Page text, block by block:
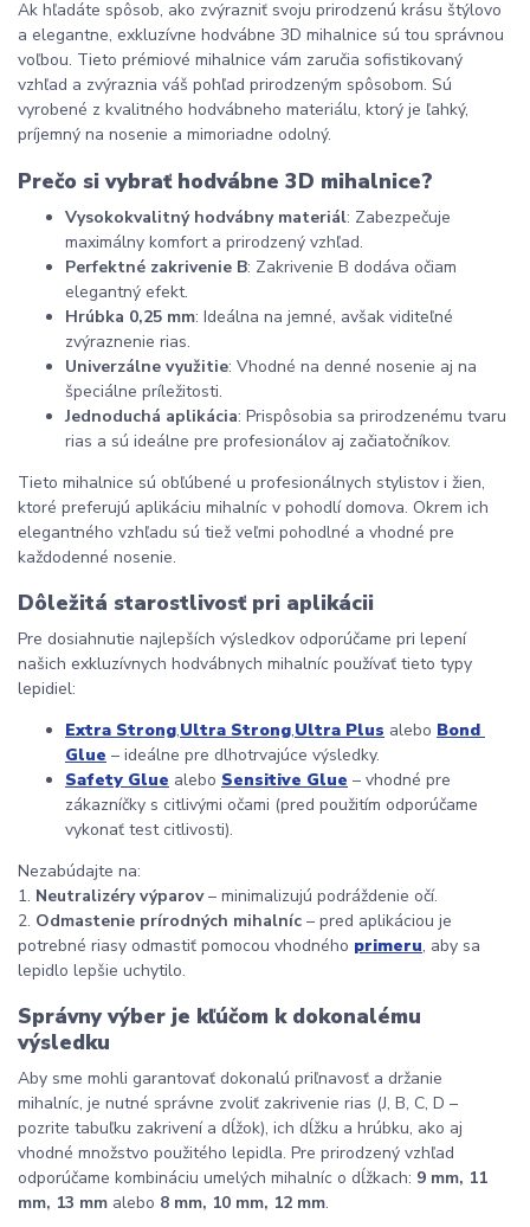
Ak hľadáte spôsob, ako zvýrazniť svoju prirodzenú krásu štýlovo
a elegantne, exkluzívne hodvábne 3D mihalnice sú tou správnou
voľbou. Tieto prémiové mihalnice vám zaručia sofistikovaný
vzhľad a zvýraznia váš pohľad prirodzeným spôsobom. Sú
vyrobené z kvalitného hodvábneho materiálu, ktorý je ľahký,
príjemný na nosenie a mimoriadne odolný.
Prečo si vybrať hodvábne 3D mihalnice?
Vysokokvalitný hodvábny materiál: Zabezpečuje
maximálny komfort a prirodzený vzhľad.
Perfektné zakrivenie B: Zakrivenie B dodáva očiam
elegantný efekt.
Hrúbka 0,25 mm: Ideálna na jemné, avšak viditeľné
zvýraznenie rias.
Univerzálne využitie: Vhodné na denné nosenie aj na
špeciálne príležitosti.
Jednoduchá aplikácia: Prispôsobia sa prirodzenému tvaru
rias a sú ideálne pre profesionálov aj začiatočníkov.
Tieto mihalnice sú obľúbené u profesionálnych stylistov i žien,
ktoré preferujú aplikáciu mihalníc v pohodlí domova. Okrem ich
elegantného vzhľadu sú tiež veľmi pohodlné a vhodné pre
každodenné nosenie.
Dôležitá starostlivosť pri aplikácii
Pre dosiahnutie najlepších výsledkov odporúčame pri lepení
našich exkluzívnych hodvábnych mihalníc používať tieto typy
lepidiel:
Extra Strong,Ultra Strong,Ultra Plus alebo Bond
Glue – ideálne pre dlhotrvajúce výsledky.
Safety Glue alebo Sensitive Glue – vhodné pre
zákazníčky s citlivými očami (pred použitím odporúčame
vykonať test citlivosti).
Nezabúdajte na:
1. Neutralizéry výparov – minimalizujú podráždenie očí.
2. Odmastenie prírodných mihalníc – pred aplikáciou je
potrebné riasy odmastiť pomocou vhodného primeru, aby sa
lepidlo lepšie uchytilo.
Správny výber je kľúčom k dokonalému
výsledku
Aby sme mohli garantovať dokonalú priľnavosť a držanie
mihalníc, je nutné správne zvoliť zakrivenie rias (J, B, C, D –
pozrite tabuľku zakrivení a dĺžok), ich dĺžku a hrúbku, ako aj
vhodné množstvo použitého lepidla. Pre prirodzený vzhľad
odporúčame kombináciu umelých mihalníc o dĺžkach: 9 mm, 11
mm, 13 mm alebo 8 mm, 10 mm, 12 mm.